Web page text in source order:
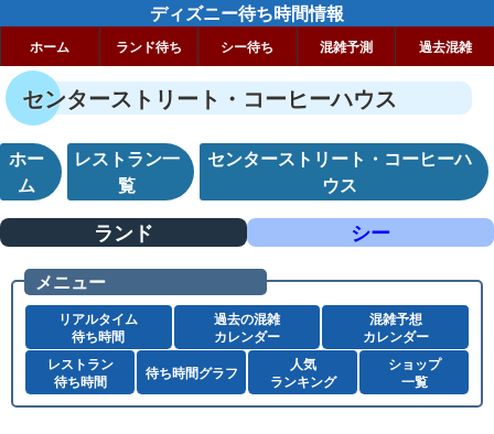
ディズニー待ち時間情報
ホーム ランド待ち シー待ち 混雑予測 過去混雑
センターストリート・コーヒーハウス
ホー
ム
レストラン一
覧
センターストリート・コーヒーハ
ウス
ランド シー
メニュー
リアルタイム
待ち時間
過去の混雑
カレンダー
混雑予想
カレンダー
レストラン
待ち時間
待ち時間グラフ
人気
ランキング
ショップ
一覧